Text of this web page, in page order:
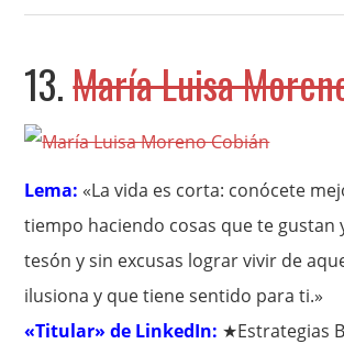
13.María Luisa
Lema: «La vida es corta: conócete
tiempo haciendo cosas que te gustan
tesón y sin excusas lograr vivir de
ilusiona y que tiene sentido para ti.»
«Titular» de LinkedIn: ★Estrategias